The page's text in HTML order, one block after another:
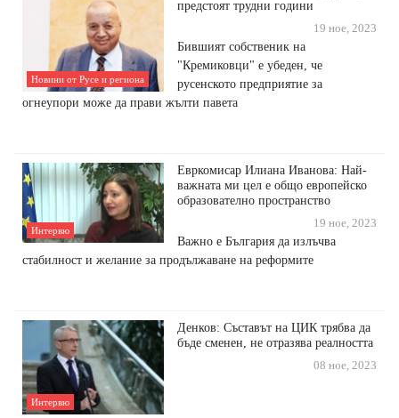
Новини от Русе и региона
предстоят трудни години
19 ное, 2023
Бившият собственик на
"Кремиковци" е убеден, че
русенското предприятие за
огнеупори може да прави жълти павета
Интервю
Евркомисар Илиана Иванова: Най-
важната ми цел е общо европейско
образователно пространство
19 ное, 2023
Важно е България да излъчва
стабилност и желание за продължаване на реформите
Интервю
Денков: Съставът на ЦИК трябва да
бъде сменен, не отразява реалността
08 ное, 2023